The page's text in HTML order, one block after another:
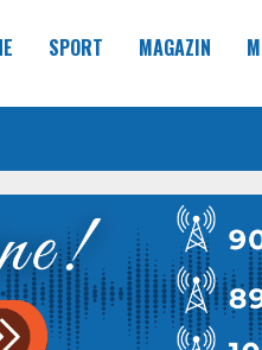
SPORT MAGAZIN